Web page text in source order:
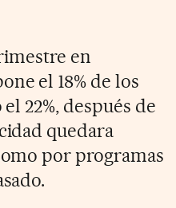
en
el 18% de los
22%, después de
quedara
por programas